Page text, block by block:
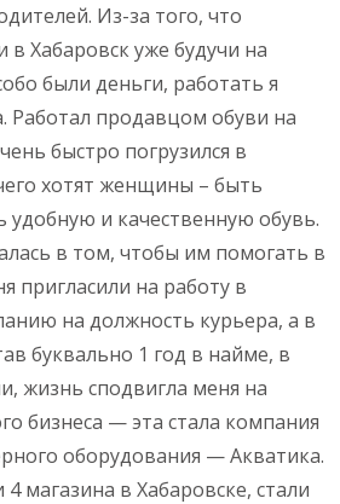
Из-за того, что
в Хабаровск уже будучи на
были деньги, работать я
Работал продавцом обуви на
быстро погрузился в
хотят женщины – быть
удобную и качественную обувь.
в том, чтобы им помогать в
пригласили на работу в
на должность курьера, а в
буквально 1 год в найме, в
жизнь сподвигла меня на
бизнеса — эта стала компания
оборудования — Акватика.
магазина в Хабаровске, стали